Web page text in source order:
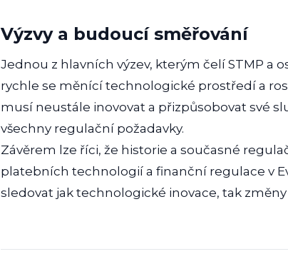
Výzvy a budoucí směřování
Jednou z hlavních výzev, kterým čelí STMP a
rychle se měnící technologické prostředí a
musí neustále inovovat a přizpůsobovat své
všechny regulační požadavky.
Závěrem lze říci, že historie a současné
platebních technologií a finanční regulace v
sledovat jak technologické inovace, tak